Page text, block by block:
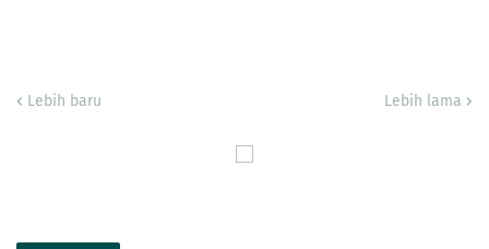
Lebih baru Lebih lama